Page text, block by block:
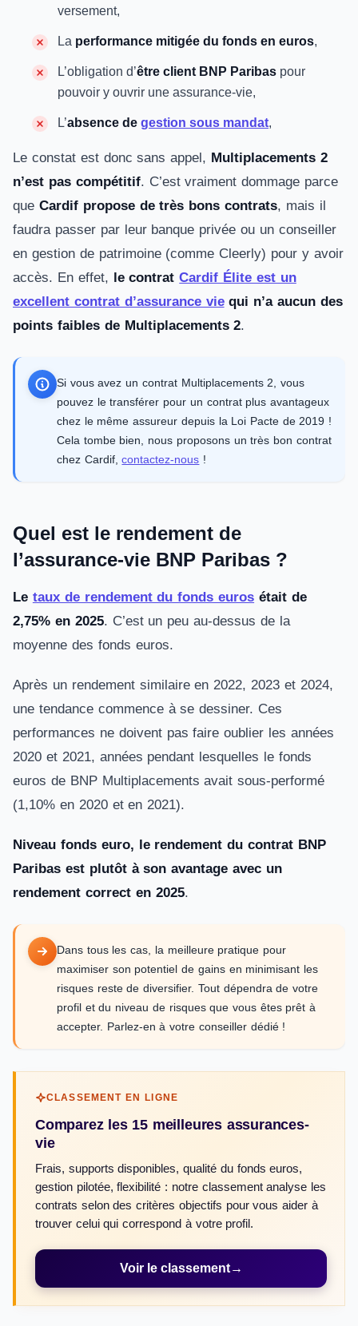
versement,
La performance mitigée du fonds en euros,
L’obligation d’être client BNP Paribas pour
pouvoir y ouvrir une assurance-vie,
L’absence de gestion sous mandat,
Le constat est donc sans appel, Multiplacements 2
n’est pas compétitif. C’est vraiment dommage parce
que Cardif propose de très bons contrats, mais il
faudra passer par leur banque privée ou un conseiller
en gestion de patrimoine (comme Cleerly) pour y avoir
accès. En effet, le contratCardif Élite est un
excellent contrat d’assurance viequi n’a aucun des
points faibles de Multiplacements 2.
Si vous avez un contrat Multiplacements 2, vous
pouvez le transférer pour un contrat plus avantageux
chez le même assureur depuis la Loi Pacte de 2019 !
Cela tombe bien, nous proposons un très bon contrat
chez Cardif,contactez-nous !
Quel est le rendement de
l’assurance-vie BNP Paribas ?
Le taux de rendement du fonds euros était de
2,75% en 2025. C’est un peu au-dessus de la
moyenne des fonds euros.
Après un rendement similaire en 2022, 2023 et 2024,
une tendance commence à se dessiner. Ces
performances ne doivent pas faire oublier les années
2020 et 2021, années pendant lesquelles le fonds
euros de BNP Multiplacements avait sous-performé
(1,10% en 2020 et en 2021).
Niveau fonds euro, le rendement du contrat BNP
Paribas est plutôt à son avantage avec un
rendement correct en 2025.
Dans tous les cas, la meilleure pratique pour
maximiser son potentiel de gains en minimisant les
risques reste de diversifier. Tout dépendra de votre
profil et du niveau de risques que vous êtes prêt à
accepter. Parlez-en à votre conseiller dédié !
CLASSEMENT EN LIGNE
Comparez les 15 meilleures assurances-
vie
Frais, supports disponibles, qualité du fonds euros,
gestion pilotée, flexibilité : notre classement analyse les
contrats selon des critères objectifs pour vous aider à
trouver celui qui correspond à votre profil.
Voir le classement→